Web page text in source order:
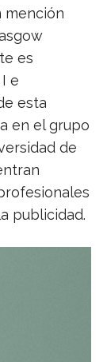
mención
es
e
esta
en el grupo
de
publicidad.